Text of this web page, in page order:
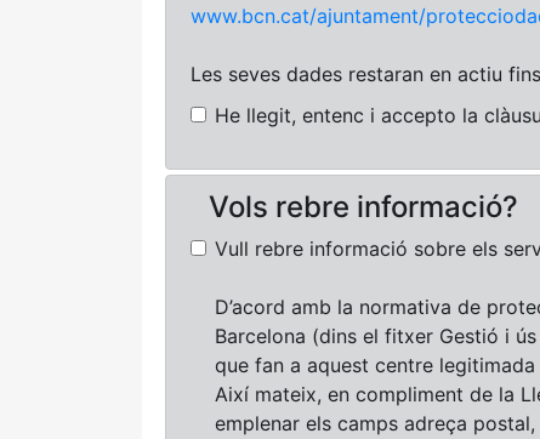
www.bcn.cat/ajuntament/
Les seves dades restaran en actiu
He llegit, entenc i accepto la
Vols rebre informació?
Vull rebre informació sobre els
D’acord amb la normativa de
Barcelona (dins el fitxer Gestió i
que fan a aquest centre
Així mateix, en compliment de la
emplenar els camps adreça